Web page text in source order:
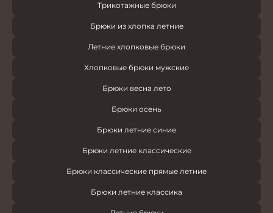
Трикотажные брюки
Брюки из хлопка летние
Летние хлопковые брюки
Хлопковые брюки мужские
Брюки весна лето
Брюки осень
Брюки летние синие
Брюки летние классические
Брюки классические прямые летние
Брюки летние классика